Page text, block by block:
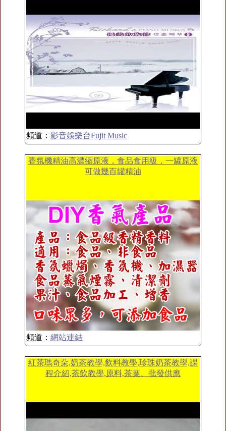
頻道： 影音娛樂台Fujit Music
香氛機精油高濃縮原液，食品食用級，一罐原液
可做幾百罐精油
頻道： 網站連結
紅茶瑪奇朵,奶茶教學,飲料教學,珍珠奶茶教學,課
程介紹,茶飲教學,原料,茶葉、批發供應